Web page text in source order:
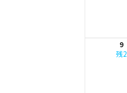
9
残2